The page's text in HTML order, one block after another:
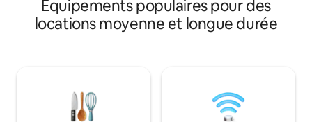
Équipements populaires pour des
locations moyenne et longue durée